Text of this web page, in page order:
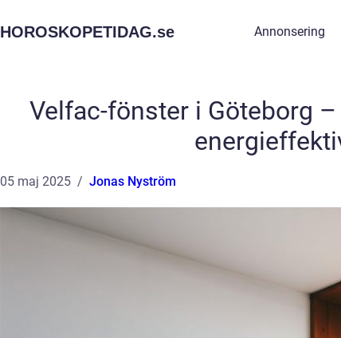
HOROSKOPETIDAG.se Annonsering
Velfac-fönster i Göteborg
05 maj 2025 Jonas Nyström